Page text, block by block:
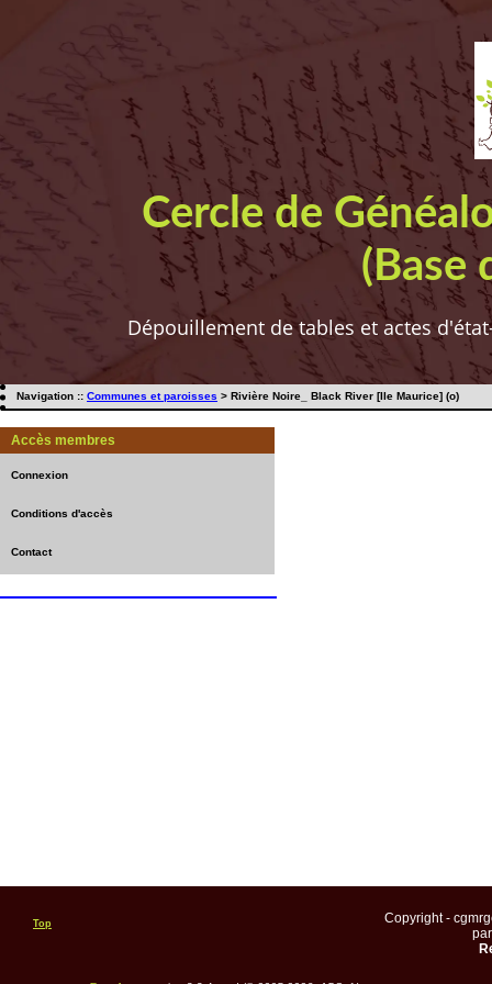
Cercle de
(Base
Dépouillement de tables et actes
Navigation :: Communes et paroisses > Rivière Noire_ Black River [Ile Maurice] (o)
Accès membres
Connexion
Conditions d'accès
Contact
Top
Copyright -